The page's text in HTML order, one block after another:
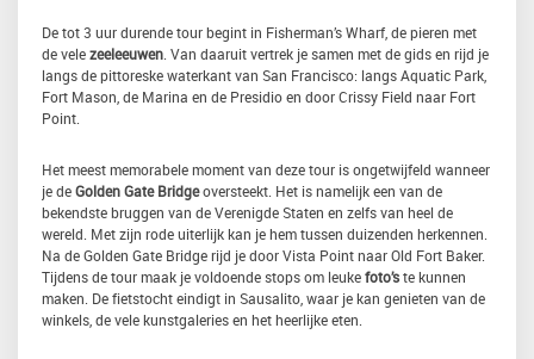
De tot 3 uur durende tour begint in Fisherman’s Wharf, de pieren met
de velezeeleeuwen . Van daaruit vertrek je samen met de gids en rijd je
langs de pittoreske waterkant van San Francisco: langs Aquatic Park,
Fort Mason, de Marina en de Presidio en door Crissy Field naar Fort
Point.
Het meest memorabele moment van deze tour is ongetwijfeld wanneer
je deGolden Gate Bridgeoversteekt. Het is namelijk een van de
bekendste bruggen van de Verenigde Staten en zelfs van heel de
wereld. Met zijn rode uiterlijk kan je hem tussen duizenden herkennen.
Na de Golden Gate Bridge rijd je door Vista Point naar Old Fort Baker.
Tijdens de tour maak je voldoende stops om leukefoto’ste kunnen
maken. De fietstocht eindigt in Sausalito, waar je kan genieten van de
winkels, de vele kunstgaleries en het heerlijke eten.